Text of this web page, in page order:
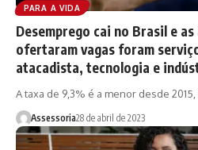
PARA A VIDA
Desemprego cai no Brasil e
ofertaram vagas foram
atacadista, tecnologia e
A taxa de 9,3% é a menor desde
Assessoria28 de abril de 2023